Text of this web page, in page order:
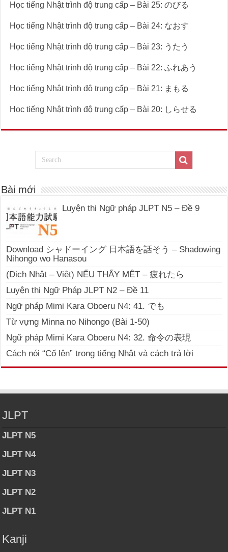
Học tiếng Nhật trình độ trung cấp – Bài 25: のびる
Học tiếng Nhật trình độ trung cấp – Bài 24: なおす
Học tiếng Nhật trình độ trung cấp – Bài 23: うたう
Học tiếng Nhật trình độ trung cấp – Bài 22: ふれあう
Học tiếng Nhật trình độ trung cấp – Bài 21: まもる
Học tiếng Nhật trình độ trung cấp – Bài 20: しらせる
Bài mới
Luyện thi Ngữ pháp JLPT N5 – Đề 9
Download シャドーイング 日本語を話そう – Shadowing
Nihongo wo Hanasou
(Dịch Nhật – Việt) NẾU THẤY MỆT – 疲れたら
Luyện thi Ngữ Pháp JLPT N2 – Đề 11
Ngữ pháp Mimi Kara Oboeru N4: 41. でも
Từ vựng Minna no Nihongo (Bài 1-50)
Ngữ pháp Mimi Kara Oboeru N4: 32. 命令の表現
Cách nói “Cố lên” trong tiếng Nhật và cách trả lời
JLPT
JLPT N5
JLPT N4
JLPT N3
JLPT N2
JLPT N1
Kanji